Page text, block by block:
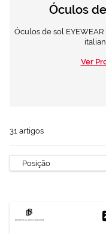
Óculos
Óculos de sol
Ver
31 artigos